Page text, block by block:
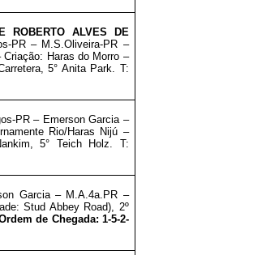
ROBERTO ALVES DE
PR – M.S.Oliveira-PR –
Haras do Morro –
5° Anita Park. T:
PR – Emerson Garcia –
Rio/Haras Nijú –
5° Teich Holz. T:
Garcia – M.A.4a.PR –
Stud Abbey Road), 2º
de Chegada: 1-5-2-